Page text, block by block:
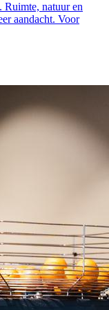
Ruimte, natuur en
aandacht. Voor